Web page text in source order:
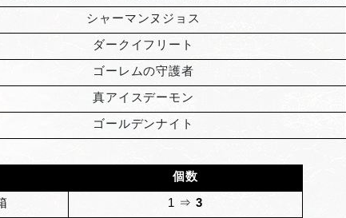
シャーマンヌジョス
ダークイフリート
ゴーレムの守護者
真アイスデーモン
ゴールデンナイト
個数
1 ⇒ 3